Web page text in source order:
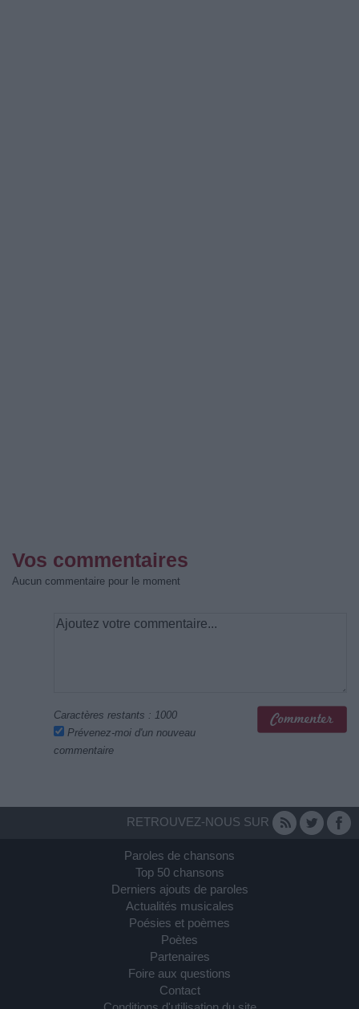
Vos commentaires
Aucun commentaire pour le moment
Caractères restants : 1000
Prévenez-moi d'un nouveau
commentaire
RETROUVEZ-NOUS SUR
Paroles de chansons
Top 50 chansons
Derniers ajouts de paroles
Actualités musicales
Poésies et poèmes
Poètes
Partenaires
Foire aux questions
Contact